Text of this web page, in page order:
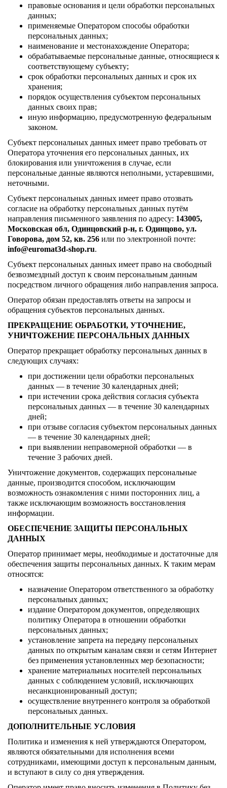
правовые основания и цели обработки персональных
данных;
применяемые Оператором способы обработки
персональных данных;
наименование и местонахождение Оператора;
обрабатываемые персональные данные, относящиеся к
соответствующему субъекту;
срок обработки персональных данных и срок их
хранения;
порядок осуществления субъектом персональных
данных своих прав;
иную информацию, предусмотренную федеральным
законом.
Субъект персональных данных имеет право требовать от
Оператора уточнения его персональных данных, их
блокирования или уничтожения в случае, если
персональные данные являются неполными, устаревшими,
неточными.
Субъект персональных данных имеет право отозвать
согласие на обработку персональных данных путём
направления письменного заявления по адресу: 143005,
Московская обл, Одинцовский р-н, г. Одинцово, ул.
Говорова, дом 52, кв. 256 или по электронной почте:
info@euromat3d-shop.ru.
Субъект персональных данных имеет право на свободный
безвозмездный доступ к своим персональным данным
посредством личного обращения либо направления запроса.
Оператор обязан предоставлять ответы на запросы и
обращения субъектов персональных данных.
ПРЕКРАЩЕНИЕ ОБРАБОТКИ, УТОЧНЕНИЕ,
УНИЧТОЖЕНИЕ ПЕРСОНАЛЬНЫХ ДАННЫХ
Оператор прекращает обработку персональных данных в
следующих случаях:
при достижении цели обработки персональных
данных — в течение 30 календарных дней;
при истечении срока действия согласия субъекта
персональных данных — в течение 30 календарных
дней;
при отзыве согласия субъектом персональных данных
— в течение 30 календарных дней;
при выявлении неправомерной обработки — в
течение 3 рабочих дней.
Уничтожение документов, содержащих персональные
данные, производится способом, исключающим
возможность ознакомления с ними посторонних лиц, а
также исключающим возможность восстановления
информации.
ОБЕСПЕЧЕНИЕ ЗАЩИТЫ ПЕРСОНАЛЬНЫХ
ДАННЫХ
Оператор принимает меры, необходимые и достаточные для
обеспечения защиты персональных данных. К таким мерам
относятся:
назначение Оператором ответственного за обработку
персональных данных;
издание Оператором документов, определяющих
политику Оператора в отношении обработки
персональных данных;
установление запрета на передачу персональных
данных по открытым каналам связи и сетям Интернет
без применения установленных мер безопасности;
хранение материальных носителей персональных
данных с соблюдением условий, исключающих
несанкционированный доступ;
осуществление внутреннего контроля за обработкой
персональных данных.
ДОПОЛНИТЕЛЬНЫЕ УСЛОВИЯ
Политика и изменения к ней утверждаются Оператором,
являются обязательными для исполнения всеми
сотрудниками, имеющими доступ к персональным данным,
и вступают в силу со дня утверждения.